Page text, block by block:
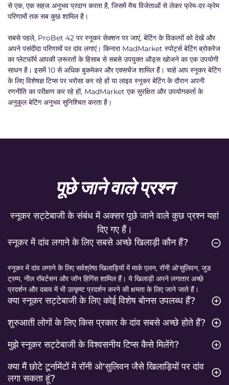
से एक, एक सहज अनुभव प्रदान करता है, जिसमें मैच विजेताओं से लेकर फ्रेम-दर-फ्रेम
परिणामों तक सब कुछ शामिल है।
सबसे पहले, ProBet 42 पर स्नूकर सेक्शन पर जाएं, बेटिंग के विकल्पों को देखें और
अपने पसंदीदा परिणामों पर दांव लगाएं। किनाराMadMarket स्पोर्ट्स बेटिंग ब्रोकरेज
का प्लेटफॉर्म आपकी ज़रूरतों के हिसाब से सबसे उपयुक्त ऑड्स खोजने का एक उपयोगी
साधन है। इसमें 10 से अधिक बुकमेकर और एक्सचेंज शामिल हैं। चाहे आप स्नूकर बेटिंग
के लिए विशेषज्ञ टिप्स पर भरोसा कर रहे हों या लाइव स्नूकर बेटिंग के दौरान अपनी
रणनीति का परीक्षण कर रहे हों, MadMarket एक सुरक्षित और उपयोगकर्ता के
अनुकूल बेटिंग अनुभव सुनिश्चित करता है।
पूछे जाने वाले प्रश्न
स्नूकर सट्टेबाजी के संबंध में अक्सर पूछे जाने वाले कुछ प्रश्न यहां
दिए गए हैं।
स्नूकर में दांव लगाने के लिए सबसे अच्छे खिलाड़ी कौन हैं?
स्नूकर में दांव लगाने के लिए सर्वश्रेष्ठ खिलाड़ियों में मार्क एलन, रॉनी ओ'सुलिवन, जुड
ट्रम्प, नील रॉबर्टसन और जॉन हिगिंस शामिल हैं। ये खिलाड़ी अपने लगातार अच्छे
प्रदर्शन और दबाव में भी उत्कृष्ट प्रदर्शन करने की क्षमता के लिए जाने जाते हैं।
क्या स्नूकर सट्टेबाजी के लिए कोई विशेष बोनस उपलब्ध हैं?
शुरुआती लोगों के लिए किस प्रकार के दांव सबसे अच्छे होते हैं?
मुझे स्नूकर सट्टेबाजी के विश्वसनीय टिप्स कैसे मिलेंगे?
क्या मैं छोटे टूर्नामेंटों में रॉनी ओ'सुलिवन जैसे खिलाड़ियों पर दांव
लगा सकता हूं?